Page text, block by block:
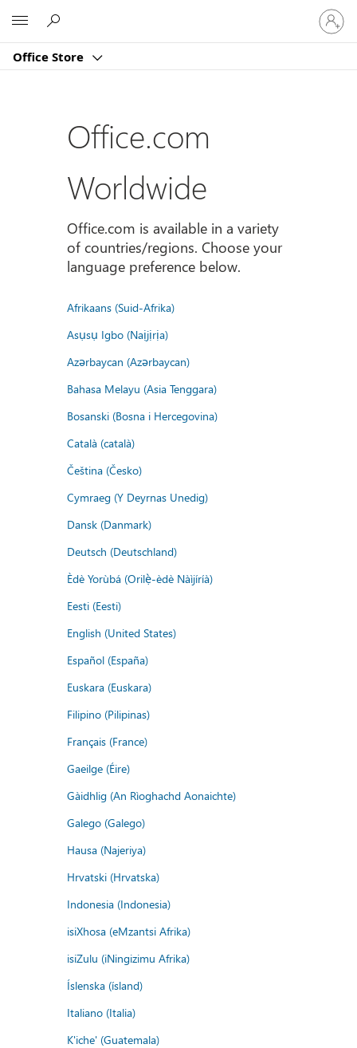
Office Store
Sign
in
to
account
Office.com
Worldwide
Office.com is available in a variety
of countries/regions. Choose your
language preference below.
Afrikaans (Suid-Afrika)
Asụsụ Igbo (Naịjịrịa)
Azərbaycan (Azərbaycan)
Bahasa Melayu (Asia Tenggara)
Bosanski (Bosna i Hercegovina)
Català (català)
Čeština (Česko)
Cymraeg (Y Deyrnas Unedig)
Dansk (Danmark)
Deutsch (Deutschland)
Èdè Yorùbá (Orilẹ̀-èdè Nàìjíríà)
Eesti (Eesti)
English (United States)
Español (España)
Euskara (Euskara)
Filipino (Pilipinas)
Français (France)
Gaeilge (Éire)
Gàidhlig (An Rìoghachd Aonaichte)
Galego (Galego)
Hausa (Najeriya)
Hrvatski (Hrvatska)
Indonesia (Indonesia)
isiXhosa (eMzantsi Afrika)
isiZulu (iNingizimu Afrika)
Íslenska (ísland)
Italiano (Italia)
K'iche' (Guatemala)